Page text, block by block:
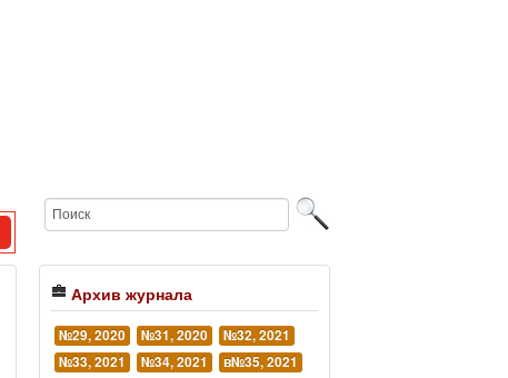
Архив журнала
№29, 2020 №31, 2020
№32, 2021
№33, 2021
№34, 2021
в№35, 2021